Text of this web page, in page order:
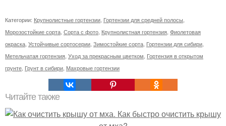
Категории: Крупнолистные гортензии Гортензии для средней полосы
Морозостойкие сорта Сорта с фото Крупнолистная гортензия Фиолетовая
окраска Устойчивые сортосерии Зимостойкие сорта Гортензии для сибири
Метельчатая гортензия Уход за прекрасным цветком Гортензия в открытом
грунте Грунт в сибири Махровые гортензии
Читайте также